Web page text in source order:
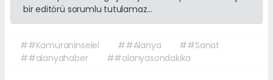
bir editörü sorumlu tutulamaz...
##Kamuranİnselel ##Alanya
##Sanat
##alanyahaber
##alanyasondakika